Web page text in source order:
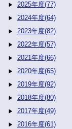
2025年度(77)
2024年度(64)
2023年度(82)
2022年度(57)
2021年度(66)
2020年度(65)
2019年度(92)
2018年度(80)
2017年度(49)
2016年度(61)